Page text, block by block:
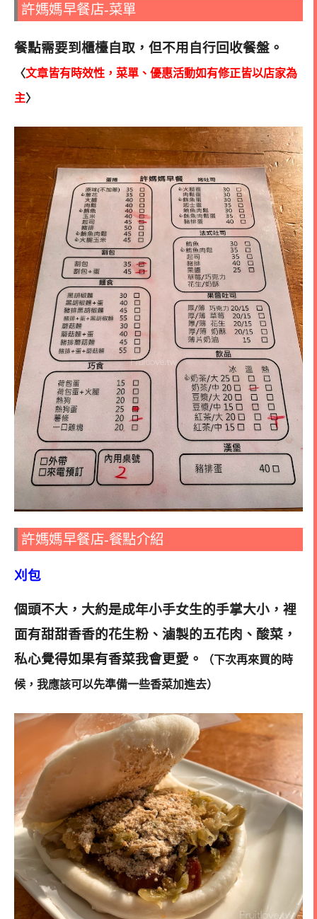
許媽媽早餐店-菜單
餐點需要到櫃檯自取，但不用自行回收餐盤。
〈文章皆有時效性，菜單、優惠活動如有修正皆以店家為
主〉
許媽媽早餐店-餐點介紹
刈包
個頭不大，大約是成年小手女生的手掌大小，裡
面有甜甜香香的花生粉、滷製的五花肉、酸菜，
私心覺得如果有香菜我會更愛。
（下次再來買的時
候，我應該可以先準備一些香菜加進去）